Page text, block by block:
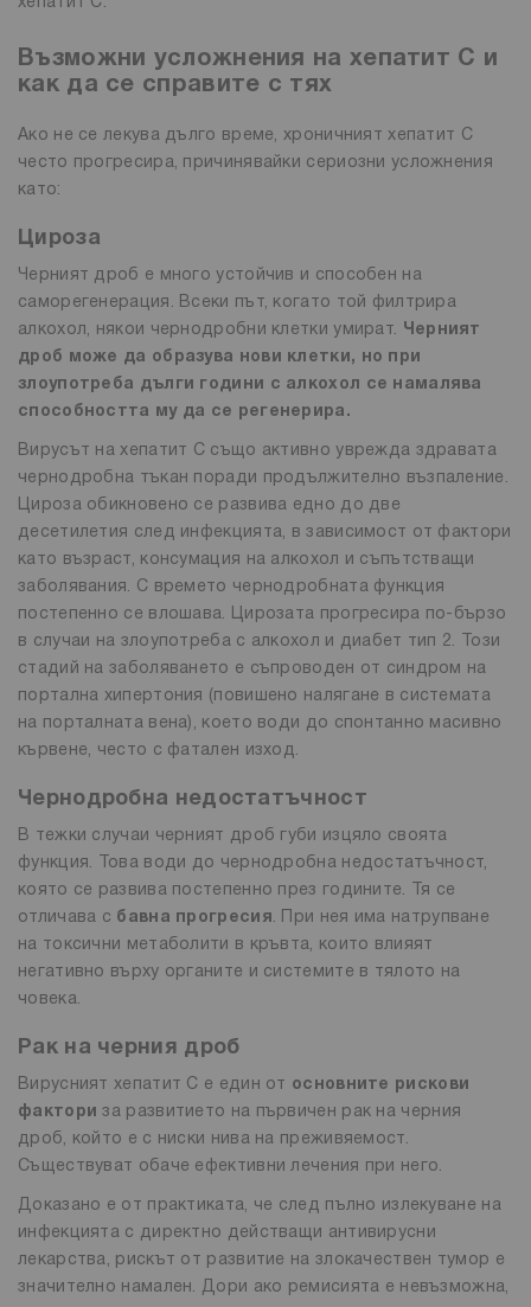
Възможни усложнения на хепатит С и
как да се справите с тях
Ако не се лекува дълго време, хроничният хепатит С
често прогресира, причинявайки сериозни усложнения
като:
Цироза
Черният дроб е много устойчив и способен на
саморегенерация. Всеки път, когато той филтрира
алкохол, някои чернодробни клетки умират. Черният
дроб може да образува нови клетки, но при
злоупотреба дълги години с алкохол се намалява
способността му да се регенерира.
Вирусът на хепатит С също активно уврежда здравата
чернодробна тъкан поради продължително възпаление.
Цироза обикновено се развива едно до две
десетилетия след инфекцията, в зависимост от фактори
като възраст, консумация на алкохол и съпътстващи
заболявания. С времето чернодробната функция
постепенно се влошава. Цирозата прогресира по-бързо
в случаи на злоупотреба с алкохол и диабет тип 2. Този
стадий на заболяването е съпроводен от синдром на
портална хипертония (повишено налягане в системата
на порталната вена), което води до спонтанно масивно
кървене, често с фатален изход.
Чернодробна недостатъчност
В тежки случаи черният дроб губи изцяло своята
функция. Това води до чернодробна недостатъчност,
която се развива постепенно през годините. Тя се
отличава с бавна прогресия. При нея има натрупване
на токсични метаболити в кръвта, които влияят
негативно върху органите и системите в тялото на
човека.
Рак на черния дроб
Вирусният хепатит C е един от основните рискови
фактори за развитието на първичен рак на черния
дроб, който е с ниски нива на преживяемост.
Съществуват обаче ефективни лечения при него.
Доказано е от практиката, че след пълно излекуване на
инфекцията с директно действащи антивирусни
лекарства, рискът от развитие на злокачествен тумор е
значително намален. Дори ако ремисията е невъзможна,